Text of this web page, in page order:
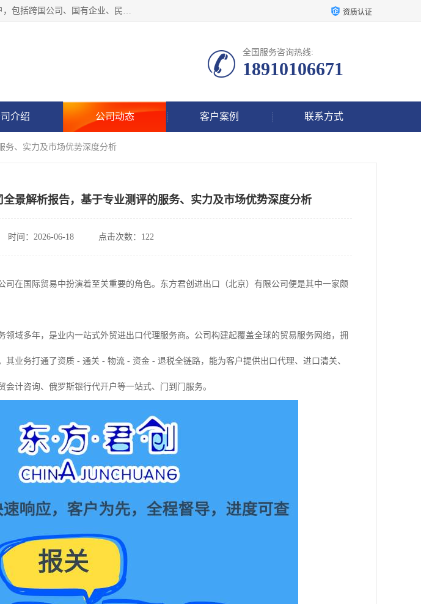
东方君创进出口（北京）有限公司，成立20年来，专注于提供外贸进出口代理服务。服务的客户，包括跨国公司、国有企业、民营企业等。作为的综合性外贸企业，公司拥有一支精通进出口贸易的团队，从事各类商品和技术的进口清关代理报关。进出口商品涉及20多个大类、上千个品种，贸易客户遍布世界各个国家和地区。 资质认证
全国服务咨询热线:
18910106671
介绍 公司动态 客户案例 联系方式
务、实力及市场优势深度分析
景解析报告，基于专业测评的服务、实力及市场优势深度分析
时间：2026-06-18 点击次数：122
在国际贸易中扮演着至关重要的角色。东方君创进出口（北京）有限公司便是其中一家颇
域多年，是业内一站式外贸进出口代理服务商。公司构建起覆盖全球的贸易服务网络，拥
业务打通了资质 - 通关 - 物流 - 资金 - 退税全链路，能为客户提供出口代理、进口清关、
计咨询、俄罗斯银行代开户等一站式、门到门服务。